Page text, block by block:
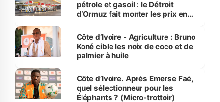
pétrole et gasoil : le Détroit
d’Ormuz fait monter les prix en
Côte d’Ivoire - Agriculture : Bruno
Koné cible les noix de coco et de
palmier à huile
Côte d’Ivoire. Après Emerse Faé,
quel sélectionneur pour les
Éléphants ? (Micro-trottoir)